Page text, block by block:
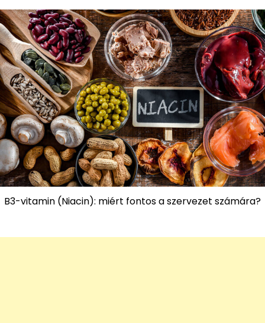
B3-vitamin (Niacin): miért fontos a szervezet számára?